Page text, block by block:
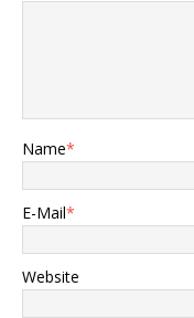
Name*
E-Mail*
Website